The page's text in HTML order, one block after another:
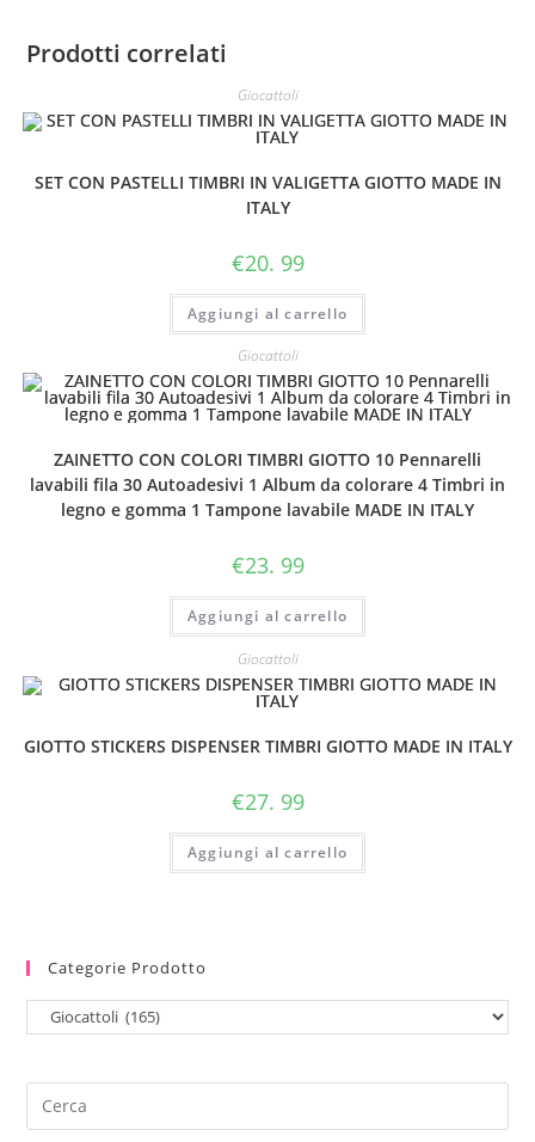
Prodotti correlati
Giocattoli
SET CON PASTELLI TIMBRI IN VALIGETTA GIOTTO MADE IN
ITALY
€20. 99
Aggiungi al carrello
Giocattoli
ZAINETTO CON COLORI TIMBRI GIOTTO 10 Pennarelli
lavabili fila 30 Autoadesivi 1 Album da colorare 4 Timbri in
legno e gomma 1 Tampone lavabile MADE IN ITALY
€23. 99
Aggiungi al carrello
Giocattoli
GIOTTO STICKERS DISPENSER TIMBRI GIOTTO MADE IN ITALY
€27. 99
Aggiungi al carrello
Categorie Prodotto